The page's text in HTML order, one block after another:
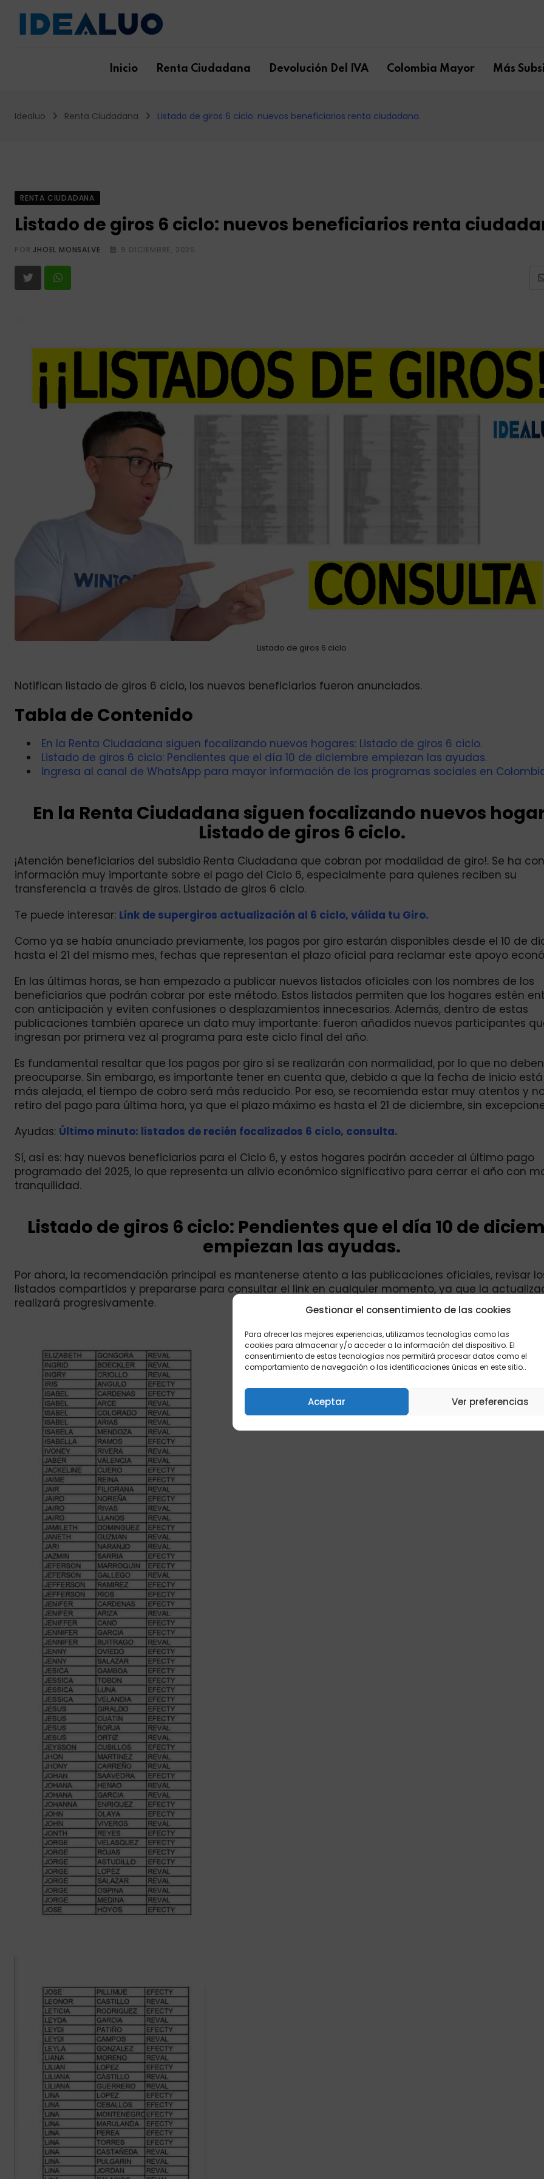
Gestionar el consentimiento de las cookies
Para ofrecer las mejores experiencias, utilizamos tecnologías como las
cookies para almacenar y/o acceder a la información del dispositivo. El
consentimiento de estas tecnologías nos permitirá procesar datos como el
comportamiento de navegación o las identificaciones únicas en este sitio..
Aceptar Ver preferencias
content
Inicio Renta Ciudadana Devolución Del IVA Colombia Mayor Más
Idealuo Renta Ciudadana Listado de giros 6 ciclo: nuevos beneficiarios renta ciudadana.
RENTA CIUDADANA
Listado de giros 6 ciclo: nuevos beneficiarios renta
PORJHOEL MONSALVE 9 DICIEMBRE, 2025
Listado de giros 6 ciclo
Notifican listado de giros 6 ciclo, los nuevos beneficiarios fueron anunciados.
Tabla de Contenido
En la Renta Ciudadana siguen focalizando nuevos hogares: Listado de giros 6 ciclo.
Listado de giros 6 ciclo: Pendientes que el día 10 de diciembre empiezan las ayudas.
Ingresa al canal de WhatsApp para mayor información de los programas sociales en
En la Renta Ciudadana siguen focalizando nuevos
Listado de giros 6 ciclo.
¡Atención beneficiarios del subsidio Renta Ciudadana que cobran por modalidad de giro!. Se ha
información muy importante sobre el pago del Ciclo 6, especialmente para quienes reciben su
transferencia a través de giros. Listado de giros 6 ciclo.
Te puede interesar: Link de supergiros actualización al 6 ciclo, válida tu Giro.
Como ya se había anunciado previamente, los pagos por giro estarán disponibles desde el 10 de
hasta el 21 del mismo mes, fechas que representan el plazo oficial para reclamar este apoyo
En las últimas horas, se han empezado a publicar nuevos listados oficiales con los nombres de los
beneficiarios que podrán cobrar por este método. Estos listados permiten que los hogares estén
con anticipación y eviten confusiones o desplazamientos innecesarios. Además, dentro de estas
publicaciones también aparece un dato muy importante: fueron añadidos nuevos participantes
ingresan por primera vez al programa para este ciclo final del año.
Es fundamental resaltar que los pagos por giro sí se realizarán con normalidad, por lo que no deben
preocuparse. Sin embargo, es importante tener en cuenta que, debido a que la fecha de inicio
más alejada, el tiempo de cobro será más reducido. Por eso, se recomienda estar muy atentos y
retiro del pago para última hora, ya que el plazo máximo es hasta el 21 de diciembre, sin
Ayudas: Último minuto: listados de recién focalizados 6 ciclo, consulta.
Sí, así es: hay nuevos beneficiarios para el Ciclo 6, y estos hogares podrán acceder al último pago
programado del 2025, lo que representa un alivio económico significativo para cerrar el año con
tranquilidad.
Listado de giros 6 ciclo: Pendientes que el día 10 de
empiezan las ayudas.
Por ahora, la recomendación principal es mantenerse atento a las publicaciones oficiales, revisar
listados compartidos y prepararse para consultar el link en cualquier momento, ya que la
realizará progresivamente.